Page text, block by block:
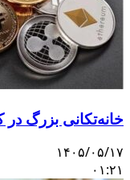
خانه‌تکانی بزرگ در کوین‌بیس:
۱۴۰۵/۰۵/۱۷
۰۱:۲۱